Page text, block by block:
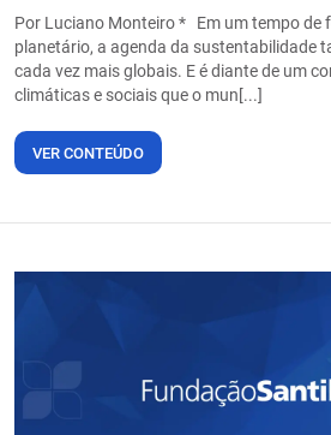
Por Luciano Monteiro * Em um tempo de
planetário, a agenda da sustentabilidade
cada vez mais globais. E é diante de um
climáticas e sociais que o mun[...]
VER CONTEÚDO